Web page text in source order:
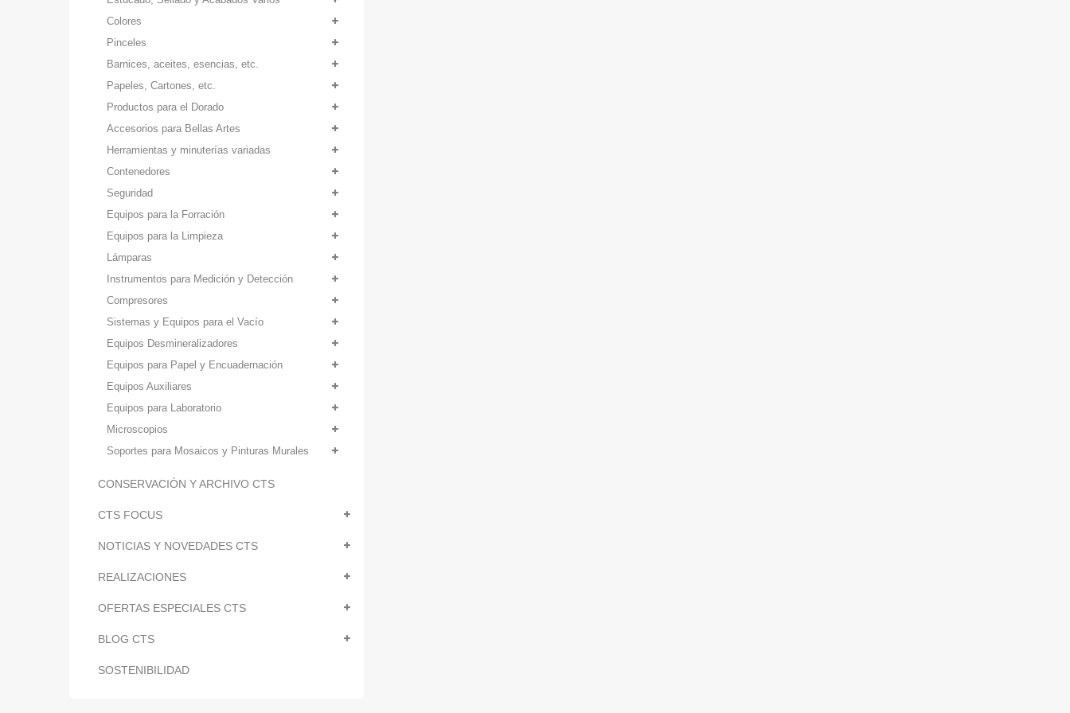
Colores
Pinceles
Barnices, aceites, esencias, etc.
Papeles, Cartones, etc.
Productos para el Dorado
Accesorios para Bellas Artes
Herramientas y minuterías variadas
Contenedores
Seguridad
Equipos para la Forración
Equipos para la Limpieza
Lámparas
Instrumentos para Medición y Detección
Compresores
Sistemas y Equipos para el Vacío
Equipos Desmineralizadores
Equipos para Papel y Encuadernación
Equipos Auxiliares
Equipos para Laboratorio
Microscopios
Soportes para Mosaicos y Pinturas Murales
CONSERVACIÓN Y ARCHIVO CTS
CTS FOCUS
NOTICIAS Y NOVEDADES CTS
REALIZACIONES
OFERTAS ESPECIALES CTS
BLOG CTS
SOSTENIBILIDAD